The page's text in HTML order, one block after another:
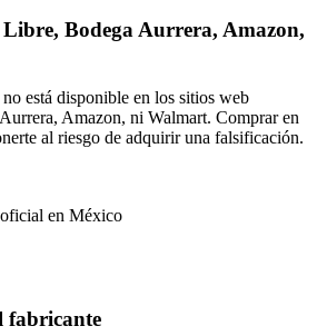
Bodega Aurrera, Amazon,
está disponible en los sitios web
Amazon, ni Walmart. Comprar en
al riesgo de adquirir una falsificación.
en México
fabricante